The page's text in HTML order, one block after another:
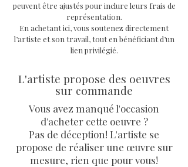
2 cm
Oeuvre unique signée par
l'artiste, avec certificat
d'authenticité et facture.
peuvent être ajustés pour inclure leurs frais de
représentation.
En achetant ici, vous soutenez directement
l’artiste et son travail, tout en bénéficiant d’un
lien privilégié.
L'artiste propose des oeuvres
sur commande
Vous avez manqué l'occasion
d'acheter cette oeuvre ?
Pas de déception! L'artiste se
propose de réaliser une œuvre sur
mesure, rien que pour vous!